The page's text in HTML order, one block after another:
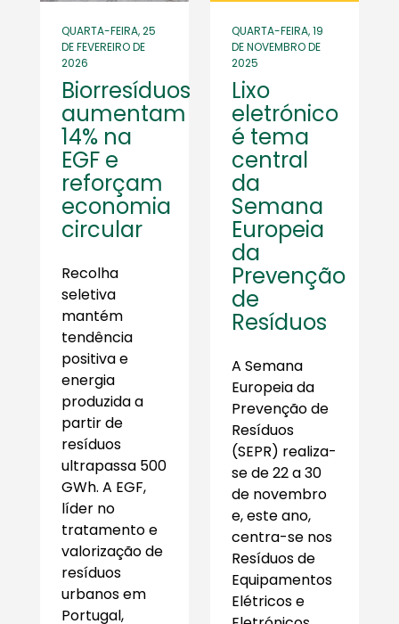
QUARTA-FEIRA, 25
DE FEVEREIRO DE
2026
Biorresíduos
aumentam
14% na
EGF e
reforçam
economia
circular
Recolha
seletiva
mantém
tendência
positiva e
energia
produzida a
partir de
resíduos
ultrapassa 500
GWh. A EGF,
líder no
tratamento e
valorização de
resíduos
urbanos em
Portugal,
QUARTA-FEIRA, 19
DE NOVEMBRO DE
2025
Lixo
eletrónico
é tema
central
da
Semana
Europeia
da
Prevenção
de
Resíduos
A Semana
Europeia da
Prevenção de
Resíduos
(SEPR) realiza-
se de 22 a 30
de novembro
e, este ano,
centra-se nos
Resíduos de
Equipamentos
Elétricos e